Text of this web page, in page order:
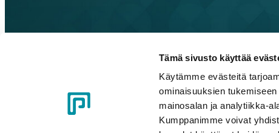
Tämä sivusto käyttää
Käytämme evästeitä
ominaisuuksien
mainosalan ja analytiikka-
Kumppanimme voivat
Evästeasetukset